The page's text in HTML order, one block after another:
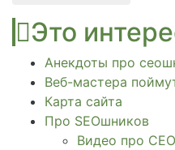
Это
Анекдоты про
Веб-мастера
Карта сайта
Про SEOшников
Видео про